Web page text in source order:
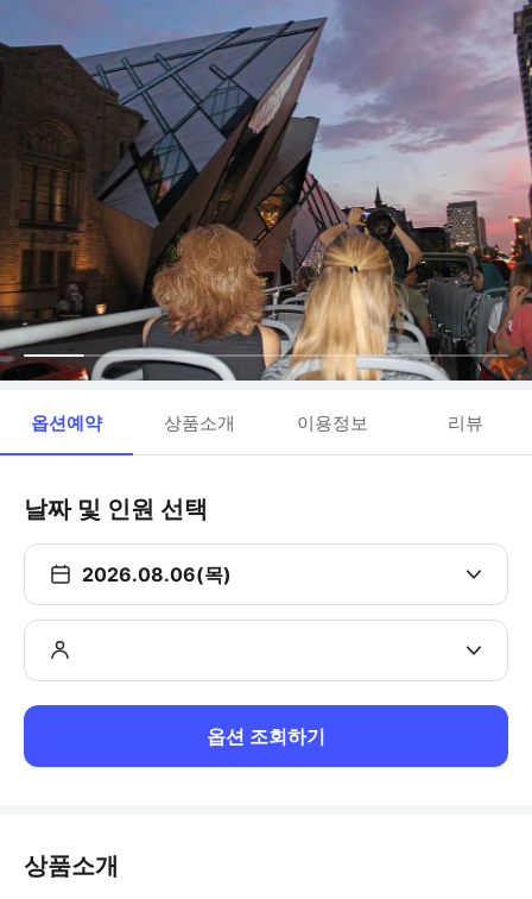
옵션예약 상품소개 이용정보 리뷰
날짜 및 인원 선택
2026.08.06(목)
옵션 조회하기
상품소개